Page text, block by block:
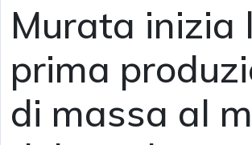
Murata inizia
prima
di massa al